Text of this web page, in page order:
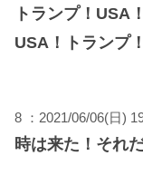
トランプ！USA
USA！トランプ
8 ：2021/06/06(日)
時は来た！それ